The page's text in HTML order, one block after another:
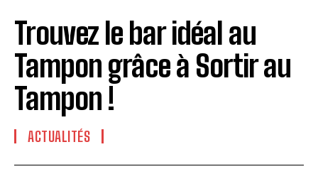
Trouvez le bar idéal au
Tampon grâce à Sortir au
Tampon !
ACTUALITÉS